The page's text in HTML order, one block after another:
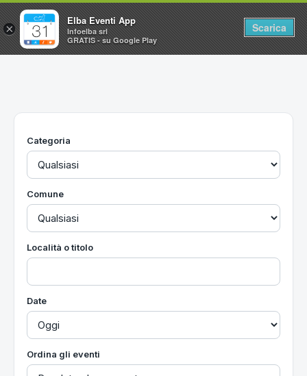
Home
Utilità
Categoria
Comune
Località o titolo
Date
Ordina gli eventi
×
Elba Eventi App
Infoelba srl
GRATIS - su Google Play
Scarica